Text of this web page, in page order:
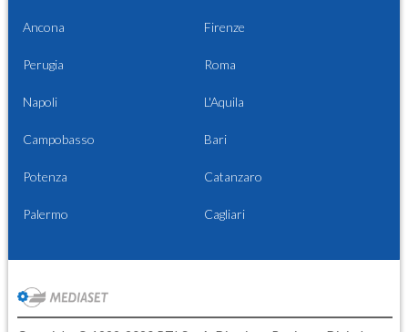
Ancona Firenze
Perugia Roma
Napoli L'Aquila
Campobasso Bari
Potenza Catanzaro
Palermo Cagliari